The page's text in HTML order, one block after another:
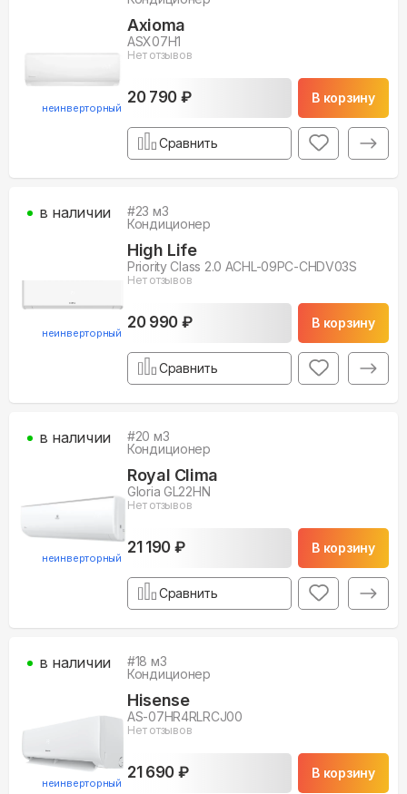
неинверторный
Axioma
ASX07H1
Нет отзывов
20 790 ₽ В корзину
Сравнить
неинверторный
#23 м3
Кондиционер
High Life
Priority Class 2.0 ACHL-09PC-CHDV03S
Нет отзывов
20 990 ₽ В корзину
в наличии
Сравнить
неинверторный
#20 м3
Кондиционер
Royal Clima
Gloria GL22HN
Нет отзывов
21 190 ₽ В корзину
в наличии
Сравнить
неинверторный
#18 м3
Кондиционер
Hisense
AS-07HR4RLRCJ00
Нет отзывов
21 690 ₽ В корзину
в наличии